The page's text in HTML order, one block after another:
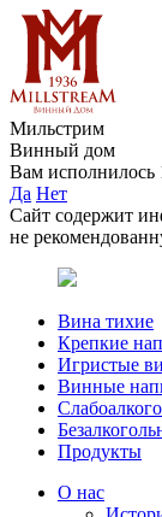
Мильстрим
Винный дом
Вам исполнилось
Да Нет
Сайт содержит
не
Вина тихие
Крепкие
Игристые
Винные
Продукты
О нас